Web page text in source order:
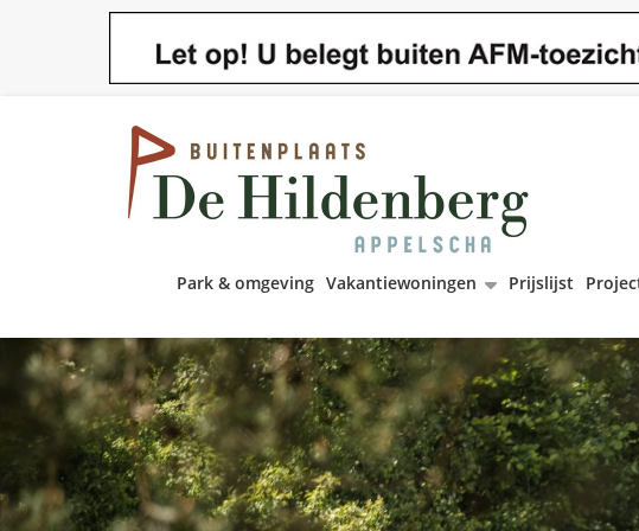
Park & omgeving Vakantiewoningen Prijslijst